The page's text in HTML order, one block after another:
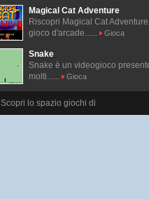
Magical Cat Adventure
Riscopri Magical Cat
gioco d'arcade......
Gioca
Snake
Snake è un videogioco
molti......
Gioca
Scopri lo spazio giochi di